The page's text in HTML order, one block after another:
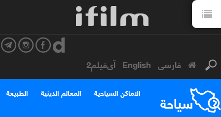
فارسی English آی‌فیلم2
سياحة الطبيعة المعالم الدينية الاماكن السياحية